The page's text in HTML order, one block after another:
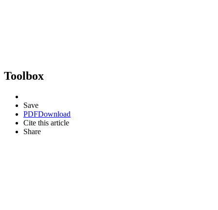
Toolbox
Save
PDFDownload
Cite this article
Share